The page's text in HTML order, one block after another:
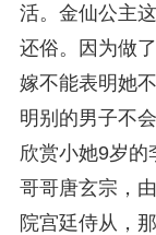
活。金仙公主
还俗。因为做
嫁不能表明她
明别的男子不
欣赏小她9岁的
哥哥唐玄宗，
院宫廷侍从，